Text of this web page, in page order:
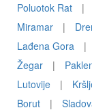
Poluotok Rat
|
Miramar
|
Lađena Gora
|
Žegar
|
Lutovije
|
Borut
|